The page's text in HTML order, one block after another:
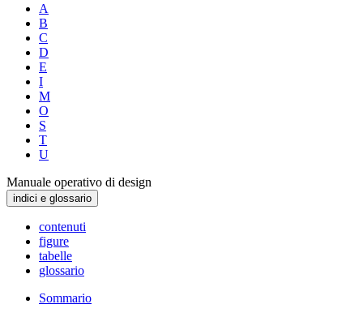
A
B
C
D
E
I
M
O
S
T
U
Manuale operativo di design
indici e glossario
contenuti
figure
tabelle
glossario
Sommario